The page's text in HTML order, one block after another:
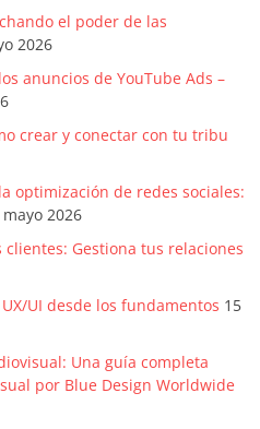
el poder de las
2026
anuncios de YouTube Ads –
crear y conectar con tu tribu
optimización de redes sociales:
mayo 2026
Gestiona tus relaciones
UI desde los fundamentos 15
Una guía completa
por Blue Design Worldwide